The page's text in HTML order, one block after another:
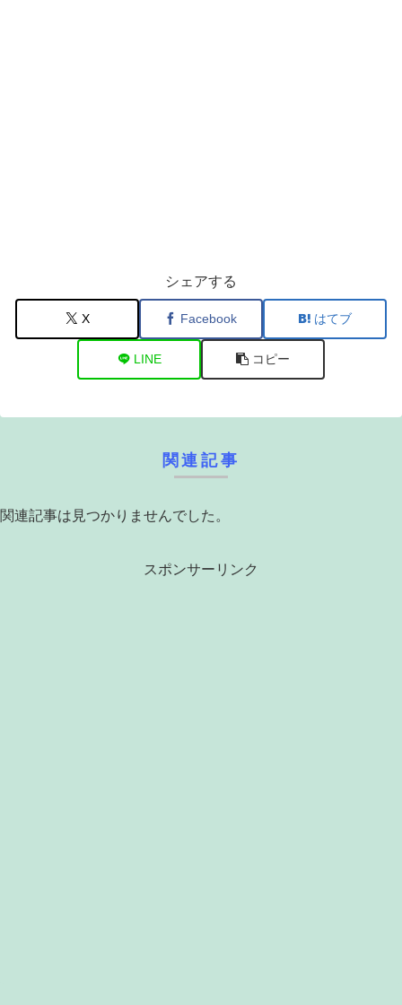
シェアする
X Facebook はてブ
LINE コピー
関連記事
関連記事は見つかりませんでした。
スポンサーリンク